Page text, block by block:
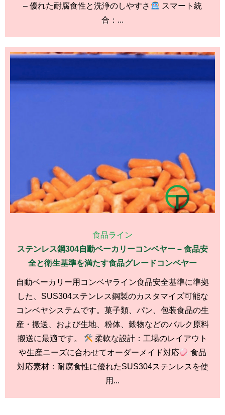
– 優れた耐腐食性と洗浄のしやすさ
スマート統
合：...
食品ライン
ステンレス鋼304自動ベーカリーコンベヤー – 食品安
全と衛生基準を満たす食品グレードコンベヤー
自動ベーカリー用コンベヤライン食品安全基準に準拠
した、SUS304ステンレス鋼製のカスタマイズ可能な
コンベヤシステムです。菓子類、パン、包装食品の生
産・搬送、および生地、粉体、穀物などのバルク原料
搬送に最適です。
柔軟な設計：工場のレイアウト
や生産ニーズに合わせてオーダーメイド対応
食品
対応素材：耐腐食性に優れたSUS304ステンレスを使
用...